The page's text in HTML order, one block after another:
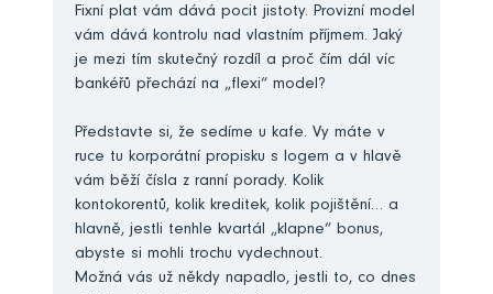
Fixní plat vám dává pocit jistoty. Provizní model
vám dává kontrolu nad vlastním příjmem. Jaký
je mezi tím skutečný rozdíl a proč čím dál víc
bankéřů přechází na „flexi“ model?
Představte si, že sedíme u kafe. Vy máte v
ruce tu korporátní propisku s logem a v hlavě
vám běží čísla z ranní porady. Kolik
kontokorentů, kolik kreditek, kolik pojištění… a
hlavně, jestli tenhle kvartál „klapne“ bonus,
abyste si mohli trochu vydechnout.
Možná vás už někdy napadlo, jestli to, co dnes